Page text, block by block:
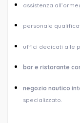
assistenza
personale
uffici dedicati alle
bar e ristorante
negozio nautico
specializzato.